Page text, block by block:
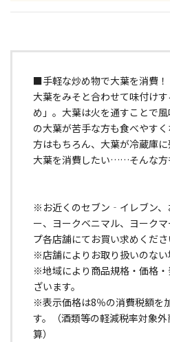
■手軽な炒め物で大葉を消費！
大葉をみそと合わせて味付け
め」。大葉は火を通すことで
の大葉が苦手な方も食べやす
方はもちろん、大葉が冷蔵庫
大葉を消費したい……そんな方
※お近くのセブン‐イレブン、
ー、ヨークベニマル、ヨーク
プ各店舗にてお買い求めくださ
※店舗によりお取り扱いのない
※地域により商品規格・価格
ざいます。
※表示価格は8％の消費税額を
す。（酒類等の軽減税率対象
算）